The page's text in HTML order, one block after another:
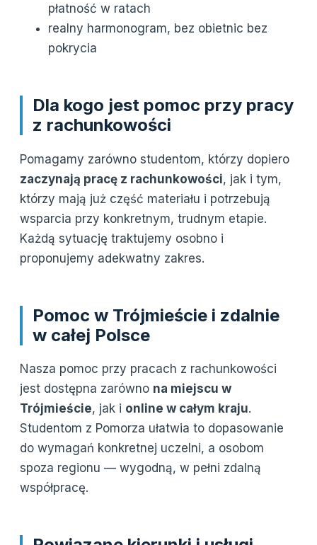
płatność w ratach
realny harmonogram, bez obietnic bez
pokrycia
Dla kogo jest pomoc przy pracy
z rachunkowości
Pomagamy zarówno studentom, którzy dopiero
zaczynają pracę z rachunkowości, jak i tym,
którzy mają już część materiału i potrzebują
wsparcia przy konkretnym, trudnym etapie.
Każdą sytuację traktujemy osobno i
proponujemy adekwatny zakres.
Pomoc w Trójmieście i zdalnie
w całej Polsce
Nasza pomoc przy pracach z rachunkowości
jest dostępna zarówno na miejscu w
Trójmieście, jak i online w całym kraju.
Studentom z Pomorza ułatwia to dopasowanie
do wymagań konkretnej uczelni, a osobom
spoza regionu — wygodną, w pełni zdalną
współpracę.